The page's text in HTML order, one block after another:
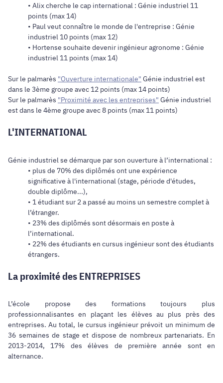
• Alix cherche le cap international : Génie industriel 11
points (max 14)
• Paul veut connaître le monde de l'entreprise : Génie
industriel 10 points (max 12)
• Hortense souhaite devenir ingénieur agronome : Génie
industriel 11 points (max 14)
Sur le palmarès "Ouverture internationale" Génie industriel est
dans le 3ème groupe avec 12 points (max 14 points)
Sur le palmarès "Proximité avec les entreprises" Génie industriel
est dans le 4ème groupe avec 8 points (max 11 points)
L'INTERNATIONAL
Génie industriel se démarque par son ouverture à l’international :
• plus de 70% des diplômés ont une expérience
significative à l'international (stage, période d'études,
double diplôme...),
• 1 étudiant sur 2 a passé au moins un semestre complet à
l’étranger.
• 23% des diplômés sont désormais en poste à
l’international.
• 22% des étudiants en cursus ingénieur sont des étudiants
étrangers.
La proximité des ENTREPRISES
L’école propose des formations toujours plus
professionnalisantes en plaçant les élèves au plus près des
entreprises. Au total, le cursus ingénieur prévoit un minimum de
36 semaines de stage et dispose de nombreux partenariats. En
2013-2014, 17% des élèves de première année sont en
alternance.